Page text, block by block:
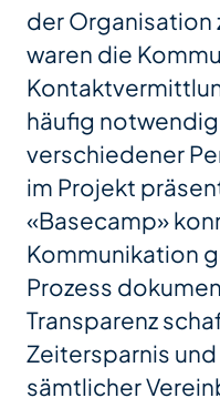
der Organisation
waren die
häufig
verschiedener
im Projekt
«Basecamp»
Kommunikation
Prozess
Transparenz
Zeitersparnis
sämtlicher